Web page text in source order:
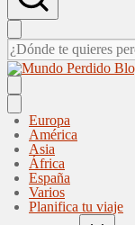
Europa
América
Asia
África
España
Varios
Planifica tu viaje